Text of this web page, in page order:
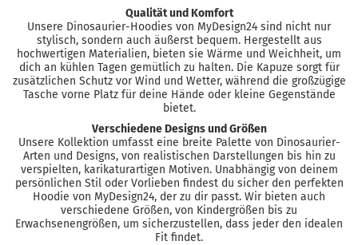
Qualität und Komfort
Unsere Dinosaurier-Hoodies von MyDesign24 sind nicht nur
stylisch, sondern auch äußerst bequem. Hergestellt aus
hochwertigen Materialien, bieten sie Wärme und Weichheit, um
dich an kühlen Tagen gemütlich zu halten. Die Kapuze sorgt für
zusätzlichen Schutz vor Wind und Wetter, während die großzügige
Tasche vorne Platz für deine Hände oder kleine Gegenstände
bietet.
Verschiedene Designs und Größen
Unsere Kollektion umfasst eine breite Palette von Dinosaurier-
Arten und Designs, von realistischen Darstellungen bis hin zu
verspielten, karikaturartigen Motiven. Unabhängig von deinem
persönlichen Stil oder Vorlieben findest du sicher den perfekten
Hoodie von MyDesign24, der zu dir passt. Wir bieten auch
verschiedene Größen, von Kindergrößen bis zu
Erwachsenengrößen, um sicherzustellen, dass jeder den idealen
Fit findet.